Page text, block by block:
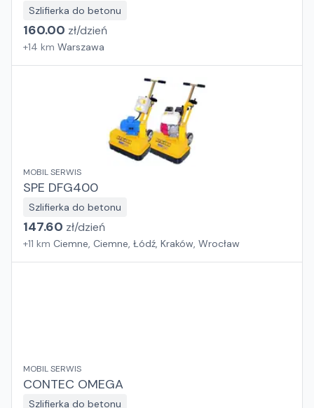
Szlifierka do betonu
160.00 zł/dzień
+14 km Warszawa
MOBIL SERWIS
SPE DFG400
Szlifierka do betonu
147.60 zł/dzień
+11 km Ciemne, Ciemne, Łódź, Kraków, Wrocław
MOBIL SERWIS
CONTEC OMEGA
Szlifierka do betonu